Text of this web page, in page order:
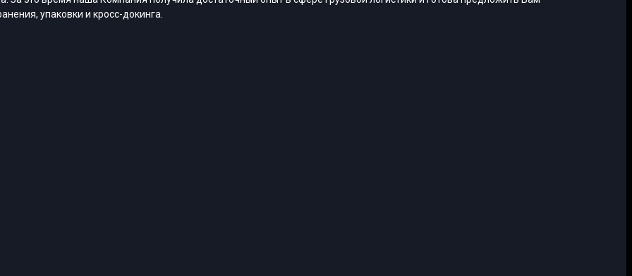
упаковки и кросс-докинга.